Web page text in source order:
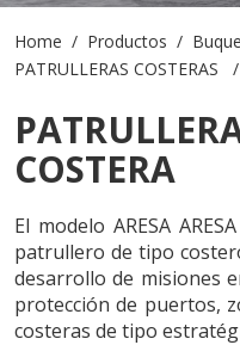
CONTACTO
EN ES CA FR
Home Productos
PATRULLERAS COSTERAS
COSTERA
El modelo ARESA
patrullero de tipo
desarrollo de misiones
protección de puertos,
costeras de tipo